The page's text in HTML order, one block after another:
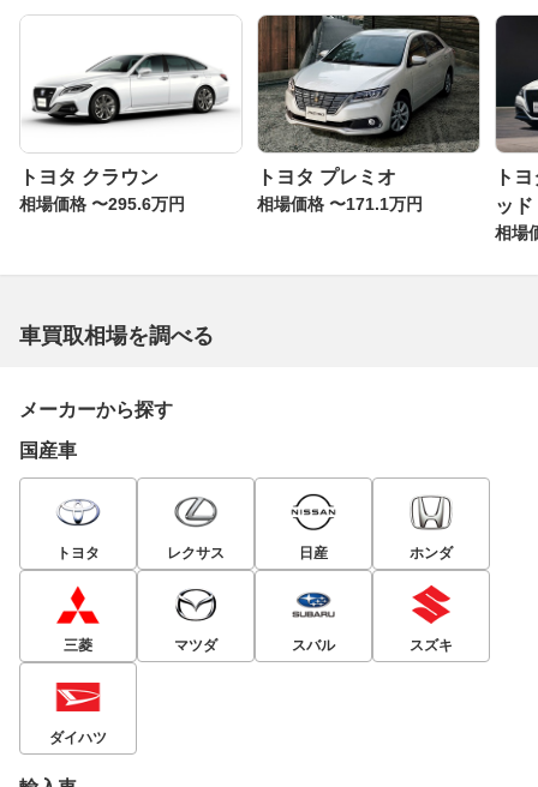
トヨタ クラウン
相場価格 〜295.6万円
トヨタ プレミオ
相場価格 〜171.1万円
ト
ッド
相場
車買取相場を調べる
メーカーから探す
国産車
トヨタ レクサス 日産 ホンダ
三菱 マツダ スバル スズキ
ダイハツ